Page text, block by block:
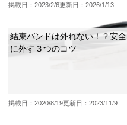
掲載日：2023/2/6更新日：2026/1/13
結束バンドは外れない！？安全
に外す３つのコツ
掲載日：2020/8/19更新日：2023/11/9